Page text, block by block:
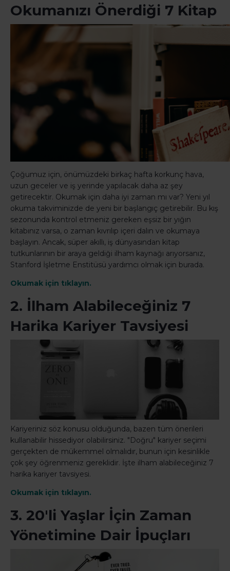
Okumanızı Önerdiği 7 Kitap
Çoğumuz için, önümüzdeki birkaç hafta korkunç hava,
uzun geceler ve iş yerinde yapılacak daha az şey
getirecektir. Okumak için daha iyi zaman mı var? Yeni yıl
okuma takviminizde de yeni bir başlangıç getirebilir. Bu kış
sezonunda kontrol etmeniz gereken eşsiz bir yığın
kitabınız varsa, o zaman kıvrılıp içeri dalın ve okumaya
başlayın. Ancak, süper akıllı, iş dünyasından kitap
tutkunlarının bir araya geldiği ilham kaynağı arıyorsanız,
Stanford İşletme Enstitüsü yardımcı olmak için burada.
Okumak için tıklayın.
2. İlham Alabileceğiniz 7
Harika Kariyer Tavsiyesi
Kariyeriniz söz konusu olduğunda, bazen tüm önerileri
kullanabilir hissediyor olabilirsiniz. "Doğru" kariyer seçimi
gerçekten de mükemmel olmalıdır, bunun için kesinlikle
çok şey öğrenmeniz gereklidir. İşte ilham alabileceğiniz 7
harika kariyer tavsiyesi.
Okumak için tıklayın.
3. 20'li Yaşlar İçin Zaman
Yönetimine Dair İpuçları